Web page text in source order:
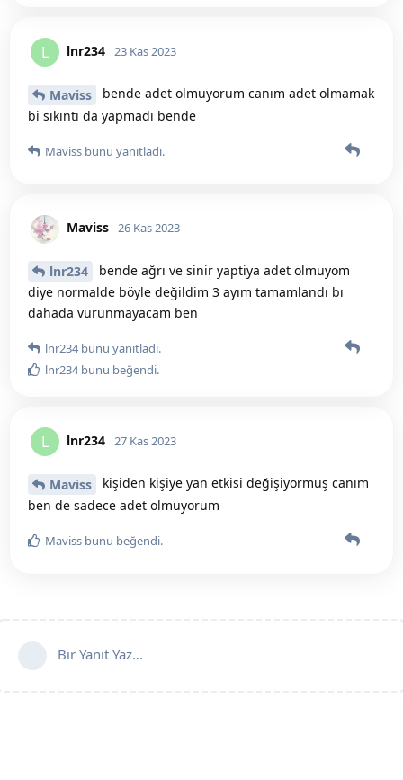
L lnr234 23 Kas 2023
Maviss
bende adet olmuyorum canım adet olmamak
bi sıkıntı da yapmadı bende
Maviss bunu yanıtladı.
Maviss 26 Kas 2023
lnr234
bende ağrı ve sinir yaptiya adet olmuyom
diye normalde böyle değildim 3 ayım tamamlandı bı
dahada vurunmayacam ben
lnr234bunu yanıtladı.
lnr234bunu beğendi.
L lnr234 27 Kas 2023
Maviss
kişiden kişiye yan etkisi değişiyormuş canım
ben de sadece adet olmuyorum
Maviss bunu beğendi.
Bir Yanıt Yaz...